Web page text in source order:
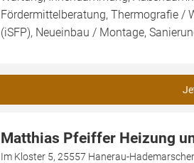
Fördermittelberatung, Thermografie /
(iSFP), Neueinbau / Montage,
Matthias Pfeiffer Heizung
Im Kloster 5, 25557 Hanerau-